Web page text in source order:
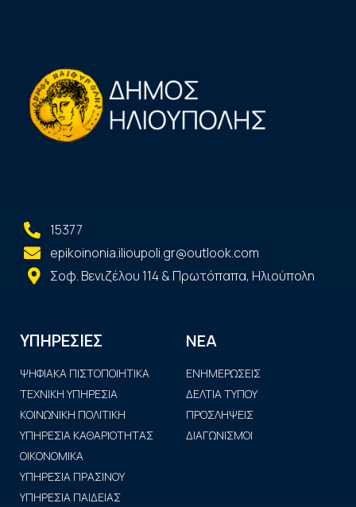
15377
epikoinonia.ilioupoli.gr@outlook.com
Σοφ. Βενιζέλου 114 & Πρωτόπαπα, Ηλιούπολη
ΥΠΗΡΕΣΙΕΣ
ΨΗΦΙΑΚΑ ΠΙΣΤΟΠΟΙΗΤΙΚΑ
ΤΕΧΝΙΚΗ ΥΠΗΡΕΣΙΑ
ΚΟΙΝΩΝΙΚΗ ΠΟΛΙΤΙΚΗ
ΥΠΗΡΕΣΙΑ ΚΑΘΑΡΙΟΤΗΤΑΣ
ΟΙΚΟΝΟΜΙΚΑ
ΥΠΗΡΕΣΙΑ ΠΡΑΣΙΝΟΥ
ΥΠΗΡΕΣΙΑ ΠΑΙΔΕΙΑΣ
ΝΕΑ
ΕΝΗΜΕΡΩΣΕΙΣ
ΔΕΛΤΙΑ ΤΥΠΟΥ
ΠΡΟΣΛΗΨΕΙΣ
ΔΙΑΓΩΝΙΣΜΟΙ